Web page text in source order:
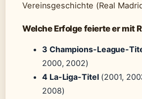
Vereinsgeschichte (Real
Welche Erfolge feierte er mit
3 Champions-League-
2000, 2002)
4 La-Liga-Titel(2001,
2008)